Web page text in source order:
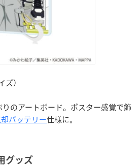
）
のアートボード。ポスター感覚で飾
バッテリー仕様に。
グッズ